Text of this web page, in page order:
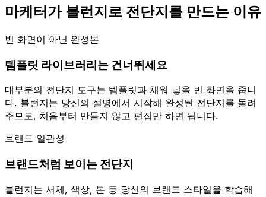
마케터가 블런지로 전단지를 만드는 이유
빈 화면이 아닌 완성본
템플릿 라이브러리는 건너뛰세요
대부분의 전단지 도구는 템플릿과 채워 넣을 빈 화면을 줍니
다. 블런지는 당신의 설명에서 시작해 완성된 전단지를 돌려
주므로, 처음부터 만들지 않고 편집만 하면 됩니다.
브랜드 일관성
브랜드처럼 보이는 전단지
블런지는 서체, 색상, 톤 등 당신의 브랜드 스타일을 학습해